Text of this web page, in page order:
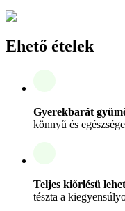
Ehető ételek
Gyerekbarát
könnyű és
Teljes kiőrlésű
tészta a